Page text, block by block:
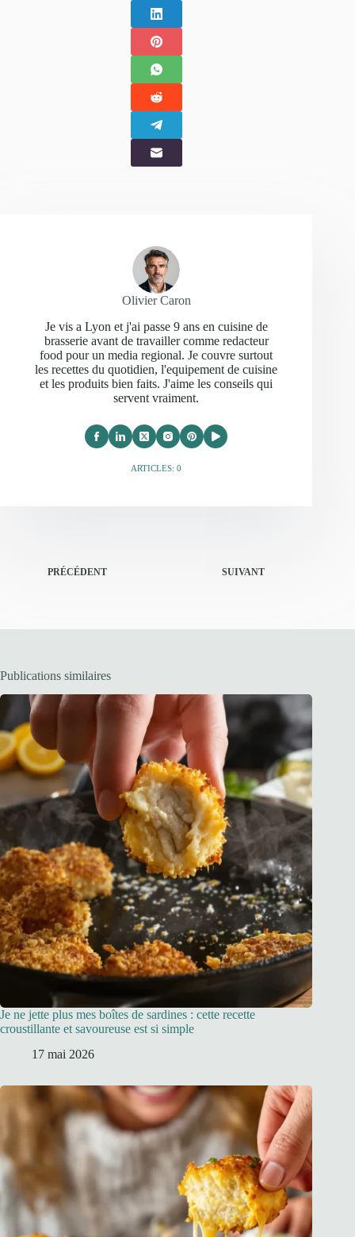
Olivier Caron
Je vis a Lyon et j'ai passe 9 ans en cuisine de
brasserie avant de travailler comme redacteur
food pour un media regional. Je couvre surtout
les recettes du quotidien, l'equipement de cuisine
et les produits bien faits. J'aime les conseils qui
servent vraiment.
ARTICLES: 0
PRÉCÉDENT SUIVANT
Publications similaires
Je ne jette plus mes boîtes de sardines : cette recette
croustillante et savoureuse est si simple
17 mai 2026